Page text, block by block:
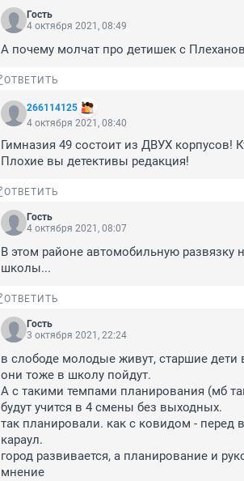
Гость
4 октября 2021, 08:49
А почему молчат про детишек с
ОТВЕТИТЬ
266114125
4 октября 2021, 08:40
Гимназия 49 состоит из ДВУХ корпусов!
Плохие вы детективы редакция!
ОТВЕТИТЬ
Гость
4 октября 2021, 08:07
В этом районе автомобильную развязку
школы...
ОТВЕТИТЬ
Гость
3 октября 2021, 22:24
в слободе молодые живут, старшие дети
они тоже в школу пойдут.
А с такими темпами планирования (мб
будут учится в 4 смены без выходных.
так планировали. как с ковидом -
караул.
город развивается, а планирование и
мнение